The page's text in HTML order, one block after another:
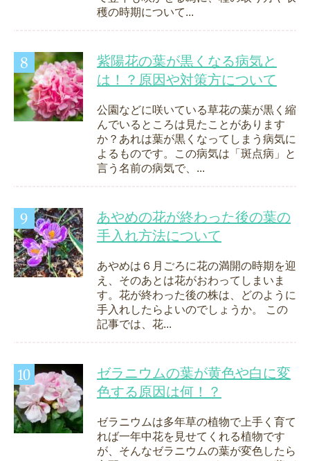
穫の時期について...
紫陽花の葉が黒くなる病気と
は！？原因や対策方について
公園などに咲いている草花の葉が黒く縮
んでいるところは見たことがあります
か？あれは葉が黒くなってしまう病気に
よるものです。この病気は「斑点病」と
言う名前の病気で、...
あやめの花が終わった後の葉の
手入れ方法について
あやめは６月ごろに花の満開の時期を迎
え、そのあとは花がおわってしまいま
す。花が終わった後の株は、どのように
手入れしたらよいのでしょうか。 この
記事では、花...
ゼラニウムの葉が黄色や白に変
色する原因は何！？
ゼラニウムは多年草の植物で上手く育て
れば一年中花を見せてくれる植物です
が、そんなゼラニウムの葉が変色したら